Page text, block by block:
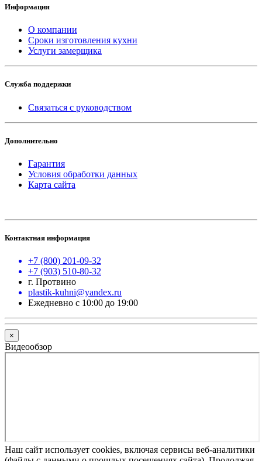
Информация
О компании
Сроки изготовления кухни
Услуги замерщика
Служба поддержки
Связаться с руководством
Дополнительно
Гарантия
Условия обработки данных
Карта сайта
Контактная информация
+7 (800) 201-09-32
+7 (903) 510-80-32
г. Протвино
plastik-kuhni@yandex.ru
Ежедневно с 10:00 до 19:00
×
Видеообзор
Наш сайт использует cookies, включая сервисы веб-аналитики